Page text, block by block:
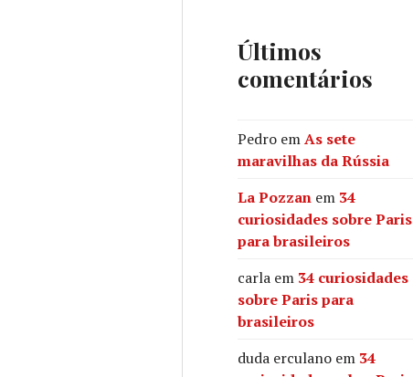
Últimos
comentários
Pedro emAs sete
maravilhas da Rússia
La Pozzan em 34
curiosidades sobre Paris
para brasileiros
carla em 34 curiosidades
sobre Paris para
brasileiros
duda erculano em 34